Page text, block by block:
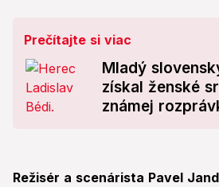
Prečítajte si viac
Mladý
získal ženské
známej
Režisér a scenárista Pavel